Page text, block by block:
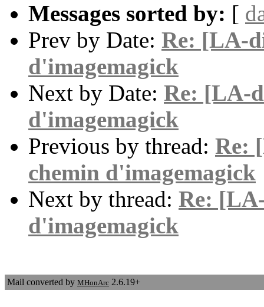
Messages sorted by: [
Prev by Date: Re: [LA-
d'imagemagick
Next by Date: Re: [LA-
d'imagemagick
Previous by thread: Re:
chemin d'imagemagick
Next by thread: Re:
d'imagemagick
Mail converted by MHonArc 2.6.19+